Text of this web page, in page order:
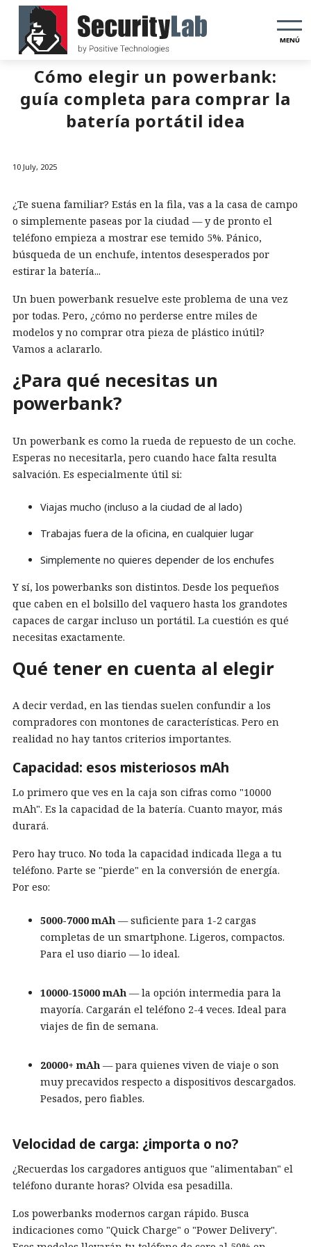
MENÚ
Cómo elegir un powerbank:
guía completa para comprar la
batería portátil idea
10 July, 2025
¿Te suena familiar? Estás en la fila, vas a la casa de campo
o simplemente paseas por la ciudad — y de pronto el
teléfono empieza a mostrar ese temido 5%. Pánico,
búsqueda de un enchufe, intentos desesperados por
estirar la batería...
Un buen powerbank resuelve este problema de una vez
por todas. Pero, ¿cómo no perderse entre miles de
modelos y no comprar otra pieza de plástico inútil?
Vamos a aclararlo.
¿Para qué necesitas un
powerbank?
Un powerbank es como la rueda de repuesto de un coche.
Esperas no necesitarla, pero cuando hace falta resulta
salvación. Es especialmente útil si:
Viajas mucho (incluso a la ciudad de al lado)
Trabajas fuera de la oficina, en cualquier lugar
Simplemente no quieres depender de los enchufes
Y sí, los powerbanks son distintos. Desde los pequeños
que caben en el bolsillo del vaquero hasta los grandotes
capaces de cargar incluso un portátil. La cuestión es qué
necesitas exactamente.
Qué tener en cuenta al elegir
A decir verdad, en las tiendas suelen confundir a los
compradores con montones de características. Pero en
realidad no hay tantos criterios importantes.
Capacidad: esos misteriosos mAh
Lo primero que ves en la caja son cifras como "10000
mAh". Es la capacidad de la batería. Cuanto mayor, más
durará.
Pero hay truco. No toda la capacidad indicada llega a tu
teléfono. Parte se "pierde" en la conversión de energía.
Por eso:
5000-7000 mAh — suficiente para 1-2 cargas
completas de un smartphone. Ligeros, compactos.
Para el uso diario — lo ideal.
10000-15000 mAh — la opción intermedia para la
mayoría. Cargarán el teléfono 2-4 veces. Ideal para
viajes de fin de semana.
20000+ mAh — para quienes viven de viaje o son
muy precavidos respecto a dispositivos descargados.
Pesados, pero fiables.
Velocidad de carga: ¿importa o no?
¿Recuerdas los cargadores antiguos que "alimentaban" el
teléfono durante horas? Olvida esa pesadilla.
Los powerbanks modernos cargan rápido. Busca
indicaciones como "Quick Charge" o "Power Delivery".